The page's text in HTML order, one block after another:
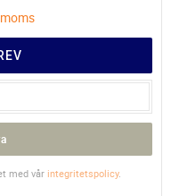
med vår integritetspolicy.